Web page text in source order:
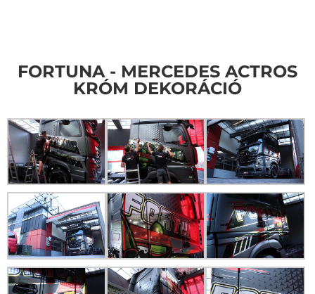
FORTUNA - MERCEDES ACTROS
KRÓM DEKORÁCIÓ